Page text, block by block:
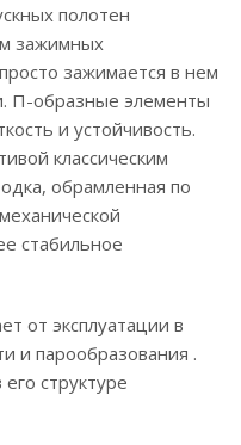
полотен
зажимных
зажимается в нем
П-образные элементы
и устойчивость.
классическим
обрамленная по
стабильное
от эксплуатации в
и парообразования .
структуре